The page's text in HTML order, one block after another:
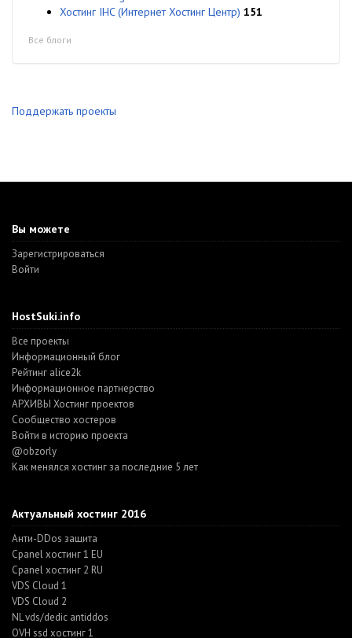
Хостинг IHC (Интернет Хостинг Центр) 151
Все блоги
Поддержать проекты
Вы можете
Зарегистрироваться
Войти
HostSuki.info
Все проекты
Информационный блог
Рейтинг alice2k
Информационное партнерство
АРХИВЫ Хостинг проектов
Cообщество хостеров
Войти в историю проекта
@obzorly
Как менялся хостинг за последние 5 лет
Актуальный хостинг 2016
Анти-DDos защита
Cpanel хостинг 1 EU
Cpanel хостинг 2 RU
VDS Cloud 1
VDS Cloud 2
NL vds/dedic antiddos
OVH ssd хостинг 1